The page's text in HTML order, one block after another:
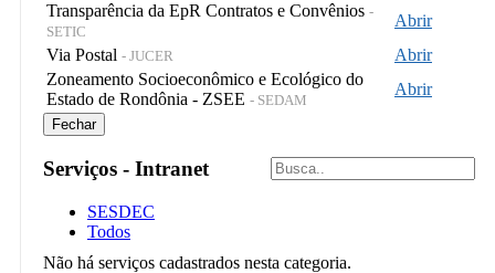
Transparência da EpR Contratos e Convênios -
SETIC
Abrir
Via Postal - JUCER
Abrir
Zoneamento Socioeconômico e Ecológico do
Estado de Rondônia - ZSEE - SEDAM
Abrir
Fechar
Serviços - Intranet
SESDEC
Todos
Não há serviços cadastrados nesta categoria.